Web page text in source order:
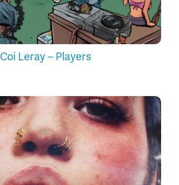
Coi Leray – Players